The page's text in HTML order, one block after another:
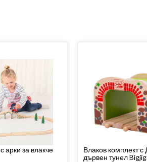
арки за влакче
Влаков комплект с
дървен тунел